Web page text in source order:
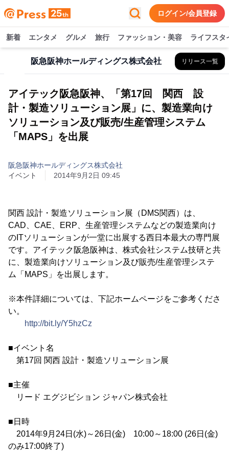
ログイン/会員登録
新着 エンタメ グルメ 旅行 ファッション・美容 ライフスタ
阪急阪神ホールディングス株式会社 リリース一覧
アイテック阪急阪神、「第17回 関西 設
計・製造ソリューション展」に、製造業向け
ソリューション及び販売/生産管理システム
「MAPS」を出展
阪急阪神ホールディングス株式会社
イベント
2014年9月2日 09:45
関西 設計・製造ソリューション展（DMS関西）は、
CAD、CAE、ERP、生産管理システムなどの製造業向け
のITソリューションが一堂に出展する西日本最大の専門展
です。アイテック阪急阪神は、株式会社システム技研と共
に、製造業向けソリューション及び販売/生産管理システ
ム「MAPS」を出展します。
※本件詳細については、下記ホームページをご参考くださ
い。
http://bit.ly/Y5hzCz
■イベント名
第17回 関西 設計・製造ソリューション展
■主催
リード エグジビション ジャパン株式会社
■日時
2014年9月24日(水)～26日(金) 10:00～18:00 (26日(金)
のみ17:00終了)